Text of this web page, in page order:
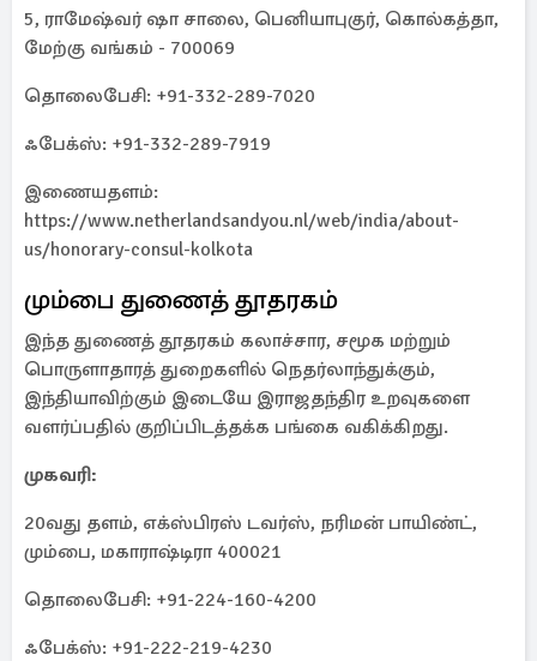
5, ராமேஷ்வர் ஷா சாலை, பெனியாபுகுர், கொல்கத்தா,
மேற்கு வங்கம் - 700069
தொலைபேசி: +91-332-289-7020
ஃபேக்ஸ்: +91-332-289-7919
இணையதளம்:
https://www.netherlandsandyou.nl/web/india/about-
us/honorary-consul-kolkota
மும்பை துணைத் தூதரகம்
இந்த துணைத் தூதரகம் கலாச்சார, சமூக மற்றும்
பொருளாதாரத் துறைகளில் நெதர்லாந்துக்கும்,
இந்தியாவிற்கும் இடையே இராஜதந்திர உறவுகளை
வளர்ப்பதில் குறிப்பிடத்தக்க பங்கை வகிக்கிறது.
முகவரி:
20வது தளம், எக்ஸ்பிரஸ் டவர்ஸ், நரிமன் பாயிண்ட்,
மும்பை, மகாராஷ்டிரா 400021
தொலைபேசி: +91-224-160-4200
ஃபேக்ஸ்: +91-222-219-4230